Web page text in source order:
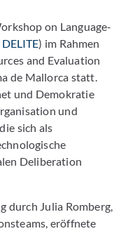
on Language-
DELITE) im Rahmen
and Evaluation
de Mallorca statt.
und Demokratie
und
sich als
Deliberation
durch Julia Romberg,
eröffnete